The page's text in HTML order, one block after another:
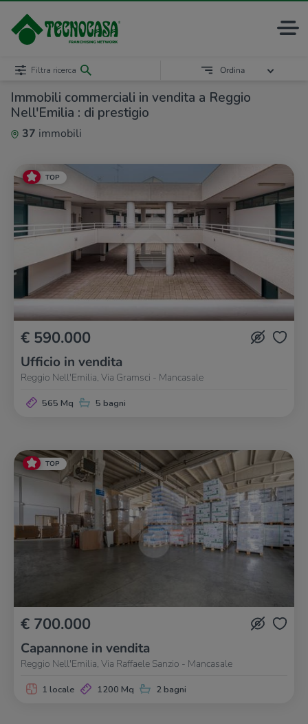
Immobili commerciali in vendita a Reggio
Nell'Emilia : di prestigio
37 immobili
Filtra ricerca Ordina
TOP
€ 590.000
Ufficio in vendita
Reggio Nell'Emilia, Via Gramsci - Mancasale
565 Mq 5 bagni
TOP
€ 700.000
Capannone in vendita
Reggio Nell'Emilia, Via Raffaele Sanzio - Mancasale
1 locale 1200 Mq 2 bagni